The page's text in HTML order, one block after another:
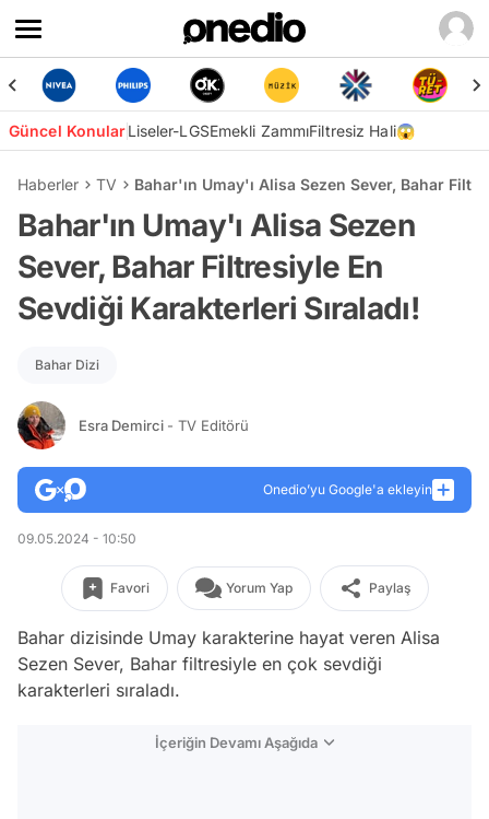
Güncel KonularLiseler-LGSEmekli ZammıFiltresiz Hali😱
Haberler TV Bahar'ın Umay'ı Alisa Sezen Sever, Bahar
Bahar'ın Umay'ı Alisa Sezen
Sever, Bahar Filtresiyle En
Sevdiği Karakterleri Sıraladı!
Bahar Dizi
Esra Demirci - TV Editörü
Onedio’yu Google'a ekleyin
09.05.2024 - 10:50
Favori Yorum Yap Paylaş
Bahar dizisinde Umay karakterine hayat veren Alisa
Sezen Sever, Bahar filtresiyle en çok sevdiği
karakterleri sıraladı.
İçeriğin Devamı Aşağıda